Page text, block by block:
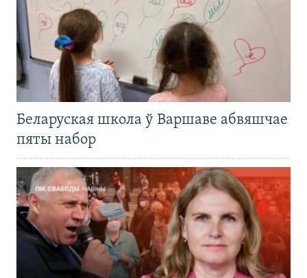
Беларуская школа ў Варшаве абвяшчае
пяты набор